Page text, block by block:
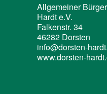
Allgemeiner
Hardt e.V.
Falkenstr. 34
46282 Dorsten
info@dorsten-
www.dorsten-